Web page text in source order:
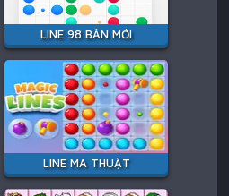
LINE 98 BẢN MỚI
LINE MA THUẬT